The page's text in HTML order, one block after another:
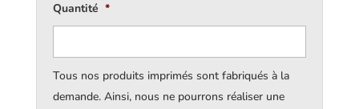
Quantité *
Tous nos produits imprimés sont fabriqués à la
demande. Ainsi, nous ne pourrons réaliser une